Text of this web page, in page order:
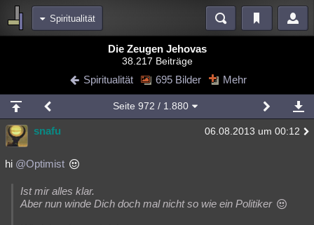
Spiritualität
Diskussionen Blogs Videos
Chat Wiki Neuigkeiten
meine Rubriken
Menschen Mystery Kriminalfälle
Spiritualität
Natur Umfragen
weitere Rubriken
Die Zeugen Jehovas
38.217 Beiträge
Spiritualität 695 Bilder Mehr
Seite 972 / 1.880
snafu 06.08.2013 um 00:12
hi @Optimist
Ist mir alles klar.
Aber nun winde Dich doch mal nicht so wie ein Politiker